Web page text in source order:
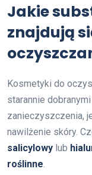
Jakie
znajdują
Kosmetyki do
starannie
zanieczyszczenia,
nawilżenie skóry.
salicylowy lub
roślinne.